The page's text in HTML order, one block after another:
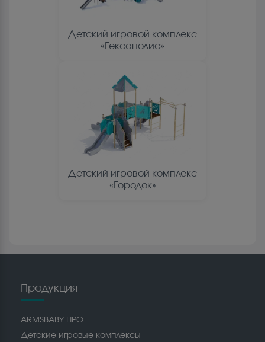
Детский игровой комплекс
«Гексаполис»
Детский игровой комплекс
«Городок»
Продукция
ARMSBABY ПРО
Детские игровые комплексы